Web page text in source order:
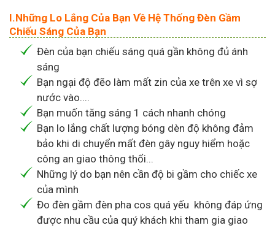
I.Những Lo Lắng Của Bạn Về Hệ Thống Đèn Gầm
Chiếu Sáng Của Bạn
Đèn của bạn chiếu sáng quá gần không đủ ánh
sáng
Bạn ngại độ đẽo làm mất zin của xe trên xe vì sợ
nước vào....
Bạn muốn tăng sáng 1 cách nhanh chóng
Bạn lo lắng chất lượng bóng dèn độ không đảm
bảo khi di chuyển mất đèn gây nguy hiểm hoặc
công an giao thông thổi...
Những lý do bạn nên cần độ bi gầm cho chiếc xe
của mình
Đo đèn gầm đèn pha cos quá yếu không đáp ứng
được nhu cầu của quý khách khi tham gia giao